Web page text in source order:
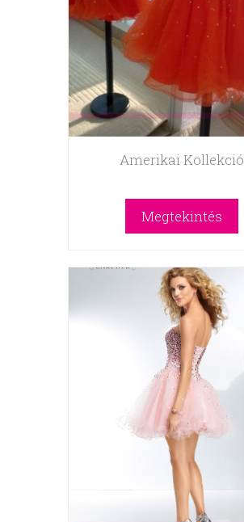
Amerikai Kollekció
Megtekintés